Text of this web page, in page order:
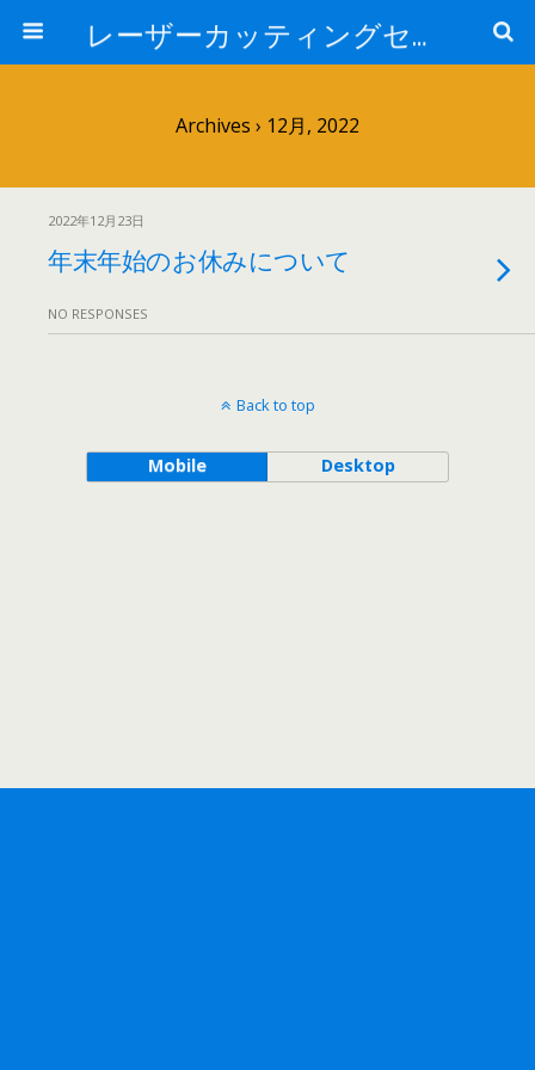
レーザーカッティングセンター 株式会社 中本鉄工所
Archives › 12月, 2022
2022年12月23日
年末年始のお休みについて
NO RESPONSES
Back to top
Mobile Desktop